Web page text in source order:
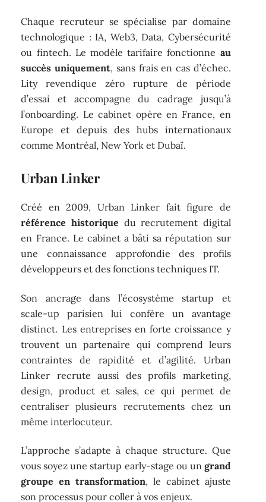
Chaque recruteur se spécialise par domaine
technologique : IA, Web3, Data, Cybersécurité
ou fintech. Le modèle tarifaire fonctionne au
succès uniquement, sans frais en cas d’échec.
Lity revendique zéro rupture de période
d’essai et accompagne du cadrage jusqu’à
l’onboarding. Le cabinet opère en France, en
Europe et depuis des hubs internationaux
comme Montréal, New York et Dubaï.
Urban Linker
Créé en 2009, Urban Linker fait figure de
référence historique du recrutement digital
en France. Le cabinet a bâti sa réputation sur
une connaissance approfondie des profils
développeurs et des fonctions techniques IT.
Son ancrage dans l’écosystème startup et
scale-up parisien lui confère un avantage
distinct. Les entreprises en forte croissance y
trouvent un partenaire qui comprend leurs
contraintes de rapidité et d’agilité. Urban
Linker recrute aussi des profils marketing,
design, product et sales, ce qui permet de
centraliser plusieurs recrutements chez un
même interlocuteur.
L’approche s’adapte à chaque structure. Que
vous soyez une startup early-stage ou un grand
groupe en transformation, le cabinet ajuste
son processus pour coller à vos enjeux.